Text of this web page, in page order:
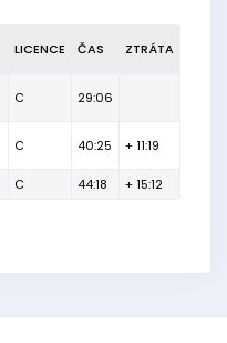
LICENCE ČAS ZTRÁTA
C 29:06
C 40:25 + 11:19
C 44:18 + 15:12